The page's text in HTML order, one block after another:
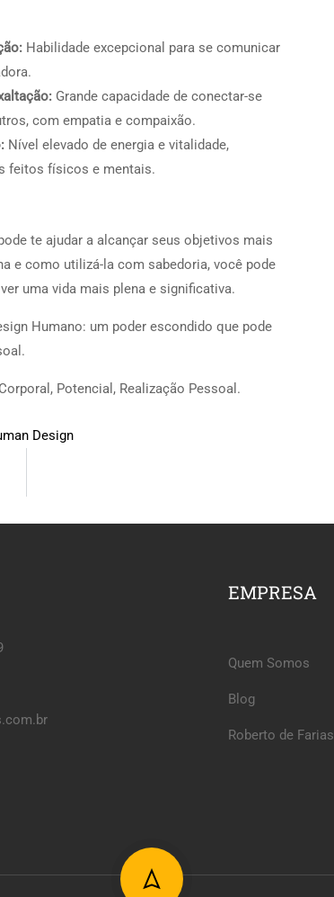
Habilidade excepcional para se comunicar
Grande capacidade de conectar-se
com empatia e compaixão.
Nível elevado de energia e vitalidade,
feitos físicos e mentais.
te ajudar a alcançar seus objetivos mais
e como utilizá-la com sabedoria, você pode
uma vida mais plena e significativa.
Humano: um poder escondido que pode
Potencial, Realização Pessoal.
Design
EMPRESA
Quem Somos
Blog
Roberto de Farias